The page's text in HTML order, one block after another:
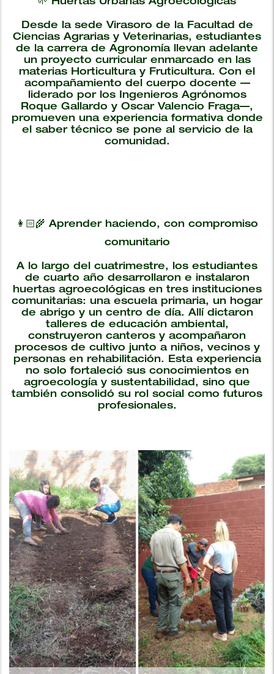
🌱 Huertas Urbanas Agroecológicas
Desde la sede Virasoro de la Facultad de
Ciencias Agrarias y Veterinarias, estudiantes
de la carrera de Agronomía llevan adelante
un proyecto curricular enmarcado en las
materias Horticultura y Fruticultura. Con el
acompañamiento del cuerpo docente —
liderado por los Ingenieros Agrónomos
Roque Gallardo y Oscar Valencio Fraga—,
promueven una experiencia formativa donde
el saber técnico se pone al servicio de la
comunidad.
👩🏻‍🌾 Aprender haciendo, con compromiso
comunitario
A lo largo del cuatrimestre, los estudiantes
de cuarto año desarrollaron e instalaron
huertas agroecológicas en tres instituciones
comunitarias: una escuela primaria, un hogar
de abrigo y un centro de día. Allí dictaron
talleres de educación ambiental,
construyeron canteros y acompañaron
procesos de cultivo junto a niños, vecinos y
personas en rehabilitación. Esta experiencia
no solo fortaleció sus conocimientos en
agroecología y sustentabilidad, sino que
también consolidó su rol social como futuros
profesionales.